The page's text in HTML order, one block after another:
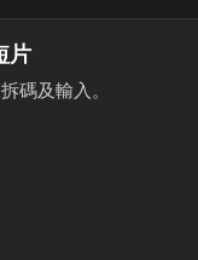
片
碼及輸入。